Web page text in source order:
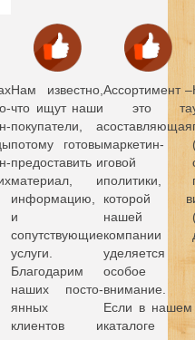
Нам известно,
что ищут наши
покупатели, а
потому готовы
предоставить и
материал, и
информацию,
и
сопутствующие
услуги.
Благодарим
наших посто-
янных
клиентов и
Ассортимент –
это та
составляющая
маркетин-
говой
политики,
которой в
нашей
компании
уделяется
особое
внимание.
Если в нашем
каталоге